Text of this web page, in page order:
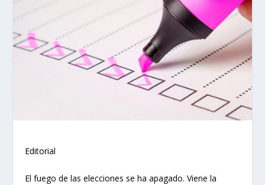
Editorial
El fuego de las elecciones se ha apagado. Viene la